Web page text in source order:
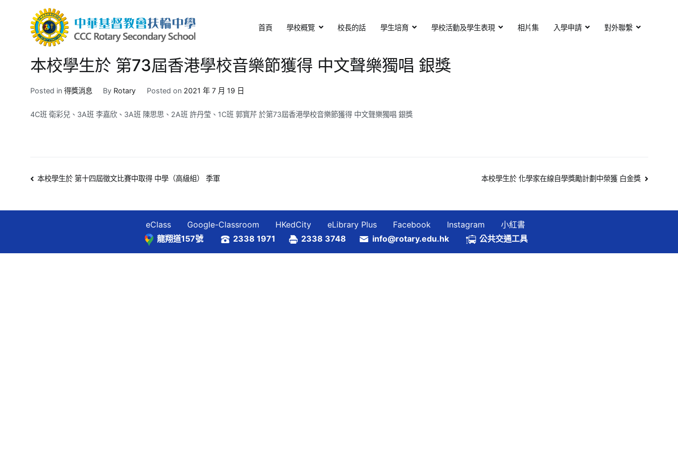
中華基督教會扶輪中學
CCC Rotary Secondary School
首頁 學校概覽 校長的話 學生培育 學校活動及學生表現 相片集 入學申請 對外聯繫
本校學生於 第73屆香港學校音樂節獲得 中文聲樂獨唱 銀獎
Posted in 得獎消息 By Rotary Posted on 2021 年 7 月 19 日
4C班 衛彩兒、3A班 李嘉欣、3A班 陳思思、2A班 許丹莹、1C班 郭寳芹 於第73屆香港學校音樂節獲得 中文聲樂獨唱 銀獎
文本校學生於 第十四屆徵文比賽中取得 中學（高級組） 季軍 本校學生於 化學家在線自學獎勵計劃中榮獲 白金獎
eClass Google-Classroom HKedCity eLibrary Plus Facebook Instagram
小紅書
龍翔道157號
2338 1971 2338 3748 info@rotary.edu.hk 公共交通工具